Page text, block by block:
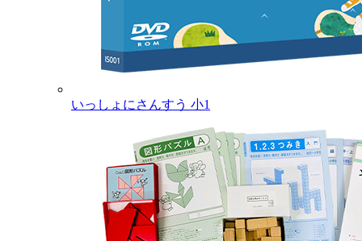
いっしょにさんすう 小1